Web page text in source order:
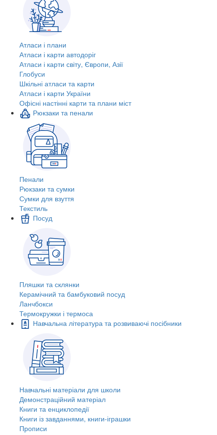
Атласи і плани
Атласи і карти автодоріг
Атласи і карти світу, Європи, Азії
Глобуси
Шкільні атласи та карти
Атласи і карти України
Офісні настінні карти та плани міст
Рюкзаки та пенали
Пенали
Рюкзаки та сумки
Сумки для взуття
Текстиль
Посуд
Пляшки та склянки
Керамічний та бамбуковий посуд
Ланчбокси
Термокружки і термоса
Навчальна література та розвиваючі посібники
Навчальні матеріали для школи
Демонстраційний матеріал
Книги та енциклопедії
Книги із завданнями, книги-іграшки
Прописи